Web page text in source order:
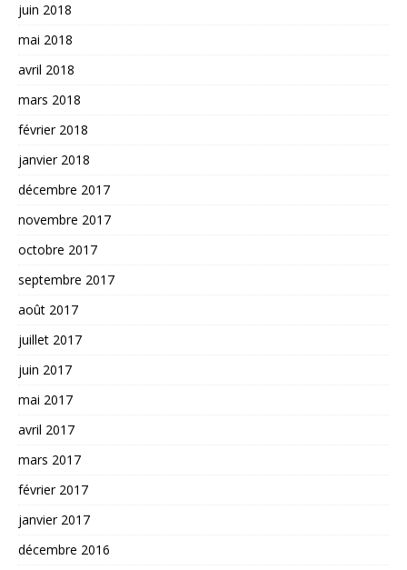
juin 2018
mai 2018
avril 2018
mars 2018
février 2018
janvier 2018
décembre 2017
novembre 2017
octobre 2017
septembre 2017
août 2017
juillet 2017
juin 2017
mai 2017
avril 2017
mars 2017
février 2017
janvier 2017
décembre 2016